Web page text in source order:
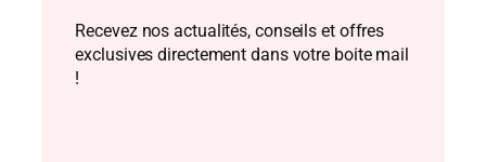
Recevez nos actualités, conseils et offres
exclusives directement dans votre boite mail
!